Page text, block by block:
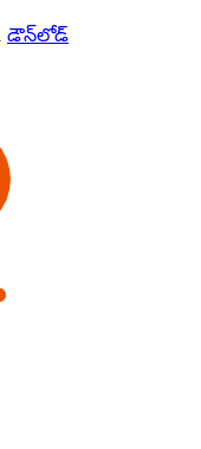
డౌన్‌లోడ్